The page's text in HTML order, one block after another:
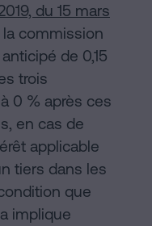
du 15 mars
commission
de 0,15
trois
0 % après ces
en cas de
applicable
tiers dans les
que
implique